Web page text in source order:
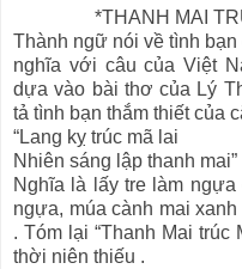
*THANH MAI
Thành ngữ nói về tình
nghĩa với câu của Việt
dựa vào bài thơ của Lý
tả tình bạn thắm thiết của
“Lang kỵ trúc mã lai
Nhiên sáng lập thanh mai”
Nghĩa là lấy tre làm
ngựa, múa cành mai
. Tóm lại “Thanh Mai trúc
thời niên thiếu .